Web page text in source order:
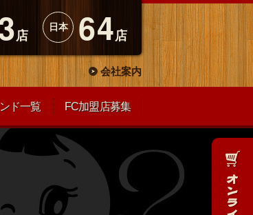
店
日本 64店
会社案内
ド一覧 FC加盟店募集